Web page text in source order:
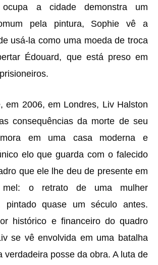
a cidade demonstra um
pela pintura, Sophie vê a
usá-la como uma moeda de troca
Édouard, que está preso em
em 2006, em Londres, Liv Halston
consequências da morte de seu
em uma casa moderna e
elo que guarda com o falecido
que ele lhe deu de presente em
o retrato de uma mulher
pintado quase um século antes.
histórico e financeiro do quadro
se vê envolvida em uma batalha
verdadeira posse da obra. A luta de